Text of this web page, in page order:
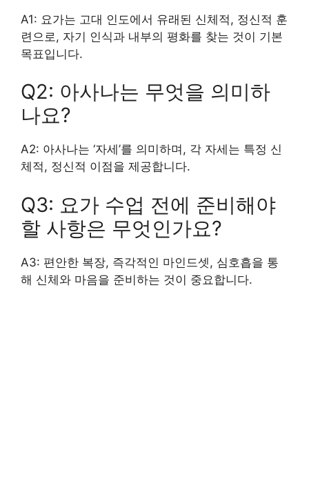
A1: 요가는 고대 인도에서 유래된 신체적, 정신적 훈
련으로, 자기 인식과 내부의 평화를 찾는 것이 기본
목표입니다.
Q2: 아사나는 무엇을 의미하
나요?
A2: 아사나는 ‘자세’를 의미하며, 각 자세는 특정 신
체적, 정신적 이점을 제공합니다.
Q3: 요가 수업 전에 준비해야
할 사항은 무엇인가요?
A3: 편안한 복장, 즉각적인 마인드셋, 심호흡을 통
해 신체와 마음을 준비하는 것이 중요합니다.